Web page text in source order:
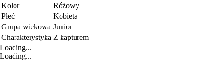
Kolor
Różowy
Płeć
Kobieta
Grupa wiekowa Junior
Charakterystyka Z kapturem
Loading...
Loading...